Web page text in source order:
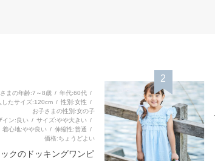
まの年齢 7～8歳 年代 60代
したサイズ 120cm 性別 女性
お子さまの性別 女の子
イン 良い サイズ やや大きい
着心地 やや良い 伸縮性 普通
価格 ちょうどよい
クのドッキングワンピ
2